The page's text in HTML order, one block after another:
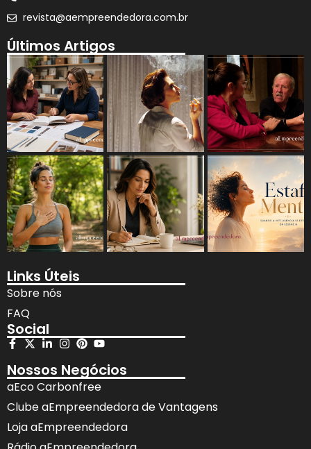
revista@aempreendedora.com.br
Últimos Artigos
Links Úteis
Sobre nós
FAQ
Social
Nossos Negócios
aEco Carbonfree
Clube aEmpreendedora de Vantagens
Loja aEmpreendedora